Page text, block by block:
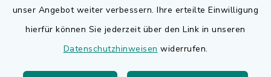
unser Angebot weiter verbessern. Ihre erteilte Einwilligung
hierfür können Sie jederzeit über den Link in unseren
Datenschutzhinweisen widerrufen.
Bauen in Adelsdorf
BayernPortal